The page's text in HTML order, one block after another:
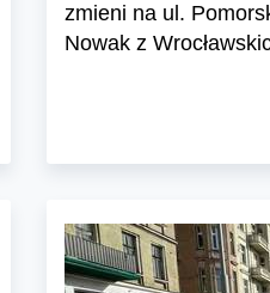
zmieni na ul.
Nowak z